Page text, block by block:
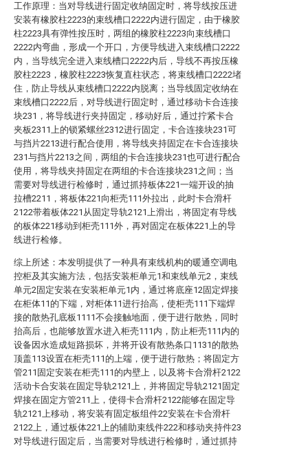
工作原理：当对导线进行固定收纳固定时，将导线按压进
安装有橡胶柱2223的束线槽口2222内进行固定，由于橡胶
柱2223具有弹性按压时，两组的橡胶柱2223向束线槽口
2222内弯曲，形成一个开口，方便导线进入束线槽口2222
内，当导线完全进入束线槽口2222内后，导线不再按压橡
胶柱2223，橡胶柱2223恢复直柱状态，将束线槽口2222堵
住，防止导线从束线槽口2222内脱离；当导线固定收纳在
束线槽口2222后，对导线进行固定时，通过移动卡合连接
块231，将导线进行夹持固定，移动好后，通过拧紧卡合
夹板2311上的锁紧螺丝2312进行固定，卡合连接块231可
与挡片2213进行配合使用，将导线夹持固定在卡合连接块
231与挡片2213之间，两组的卡合连接块231也可进行配合
使用，将导线夹持固定在两组的卡合连接块231之间；当
需要对导线进行检修时，通过抓持板体221一端开设的抽
拉槽2211，将板体221向柜壳111外拉出，此时卡合滑杆
2122带着板体221从固定导轨2121上滑出，将固定有导线
的板体221移动到柜壳111外，再对固定在板体221上的导
线进行检修。
综上所述：本发明提供了一种具有束线机构的暖通空调电
控柜及其实施方法，包括安装柜单元1和束线单元2，束线
单元2固定安装在安装柜单元1内，通过将底座12固定焊接
在柜体11的下端，对柜体11进行抬高，使柜壳111下端焊
接的散热孔底板1111不会接触地面，便于进行散热，同时
抬高后，也能够放置水进入柜壳111内，防止柜壳111内的
设备因水造成短路损坏，并将开设有散热条口1131的散热
顶盖113设置在柜壳111的上端，便于进行散热；将固定方
管211固定安装在柜壳111的内壁上，以及将卡合滑杆2122
活动卡合安装在固定导轨2121上，并将固定导轨2121固定
焊接在固定方管211上，使得卡合滑杆2122能够在固定导
轨2121上移动，将安装有固定板组件22安装在卡合滑杆
2122上，通过板体221上的辅助束线件222和移动夹持件23
对导线进行固定后，当需要对导线进行检修时，通过抓持